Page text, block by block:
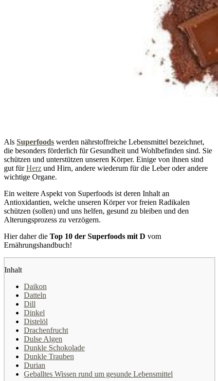
Als Superfoods werden nährstoffreiche Lebensmittel bezeichnet,
die besonders förderlich für Gesundheit und Wohlbefinden sind. Sie
schützen und unterstützen unseren Körper. Einige von ihnen sind
gut fürHerz und Hirn, andere wiederum für die Leber oder andere
wichtige Organe.
Ein weitere Aspekt von Superfoods ist deren Inhalt an
Antioxidantien, welche unseren Körper vor freien Radikalen
schützen (sollen) und uns helfen, gesund zu bleiben und den
Alterungsprozess zu verzögern.
Hier daher die Top 10 der Superfoods mit D vom
Ernährungshandbuch!
Inhalt
Daikon
Datteln
Dill
Dinkel
Distelöl
Drachenfrucht
Dulse Algen
Dunkle Schokolade
Dunkle Trauben
Durian
Geballtes Wissen rund um gesunde Lebensmittel